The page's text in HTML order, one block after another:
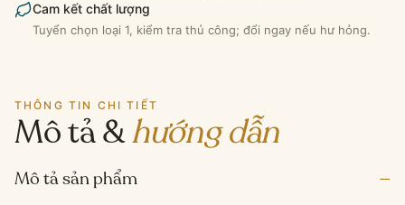
Cam kết chất lượng
Tuyển chọn loại 1, kiểm tra thủ công; đổi ngay nếu hư hỏng.
THÔNG TIN CHI TIẾT
Mô tả &hướng dẫn
Mô tả sản phẩm
–